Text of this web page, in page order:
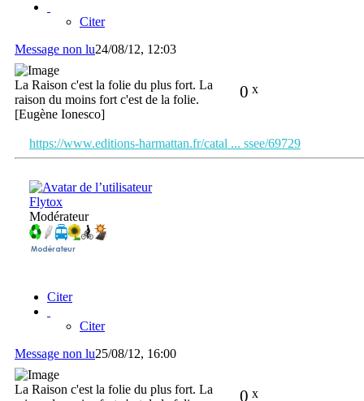
Citer
Message non lu24/08/12, 12:03
0 x
La Raison c'est la folie du plus fort. La
raison du moins fort c'est de la folie.
[Eugène Ionesco]
https://www.editions-harmattan.fr/catal ... ssee/69729
Flytox
Modérateur
Citer
Citer
Message non lu25/08/12, 16:00
0 x
La Raison c'est la folie du plus fort. La